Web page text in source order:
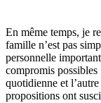
En même temps, je
famille n’est pas
personnelle
compromis
quotidienne et
propositions ont